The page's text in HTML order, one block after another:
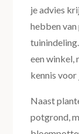
je advies
hebben
een winkel,
kennis
Naast
potgrond,